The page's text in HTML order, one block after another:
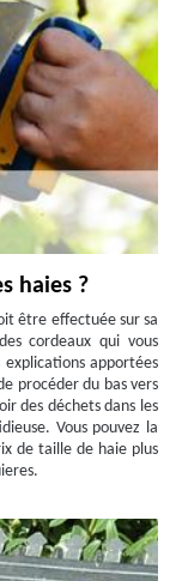
haies ?
être effectuée sur sa
cordeaux qui vous
apportées
procéder du bas vers
des déchets dans les
Vous pouvez la
de taille de haie plus